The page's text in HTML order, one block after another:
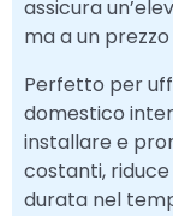
assicura
ma a un
Perfetto per
domestico
installare e
costanti,
durata nel